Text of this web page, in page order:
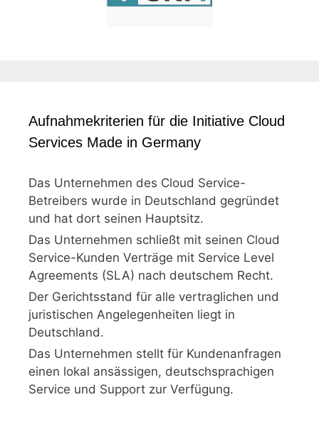
Aufnahmekriterien für die Initiative Cloud
Services Made in Germany
Das Unternehmen des Cloud Service-
Betreibers wurde in Deutschland gegründet
und hat dort seinen Hauptsitz.
Das Unternehmen schließt mit seinen Cloud
Service-Kunden Verträge mit Service Level
Agreements (SLA) nach deutschem Recht.
Der Gerichtsstand für alle vertraglichen und
juristischen Angelegenheiten liegt in
Deutschland.
Das Unternehmen stellt für Kundenanfragen
einen lokal ansässigen, deutschsprachigen
Service und Support zur Verfügung.